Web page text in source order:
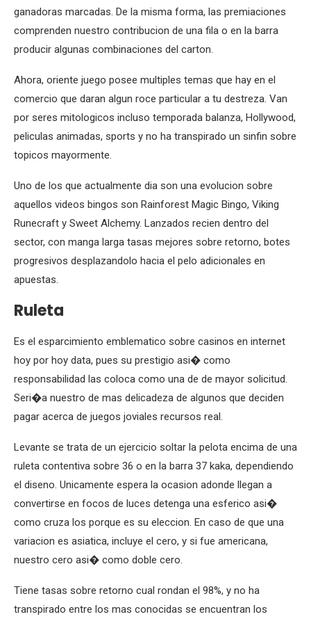
ganadoras marcadas. De la misma forma, las premiaciones
comprenden nuestro contribucion de una fila o en la barra
producir algunas combinaciones del carton.
Ahora, oriente juego posee multiples temas que hay en el
comercio que daran algun roce particular a tu destreza. Van
por seres mitologicos incluso temporada balanza, Hollywood,
peliculas animadas, sports y no ha transpirado un sinfin sobre
topicos mayormente.
Uno de los que actualmente dia son una evolucion sobre
aquellos videos bingos son Rainforest Magic Bingo, Viking
Runecraft y Sweet Alchemy. Lanzados recien dentro del
sector, con manga larga tasas mejores sobre retorno, botes
progresivos desplazandolo hacia el pelo adicionales en
apuestas.
Ruleta
Es el esparcimiento emblematico sobre casinos en internet
hoy por hoy data, pues su prestigio asi� como
responsabilidad las coloca como una de de mayor solicitud.
Seri�a nuestro de mas delicadeza de algunos que deciden
pagar acerca de juegos joviales recursos real.
Levante se trata de un ejercicio soltar la pelota encima de una
ruleta contentiva sobre 36 o en la barra 37 kaka, dependiendo
el diseno. Unicamente espera la ocasion adonde llegan a
convertirse en focos de luces detenga una esferico asi�
como cruza los porque es su eleccion. En caso de que una
variacion es asiatica, incluye el cero, y si fue americana,
nuestro cero asi� como doble cero.
Tiene tasas sobre retorno cual rondan el 98%, y no ha
transpirado entre los mas conocidas se encuentran los